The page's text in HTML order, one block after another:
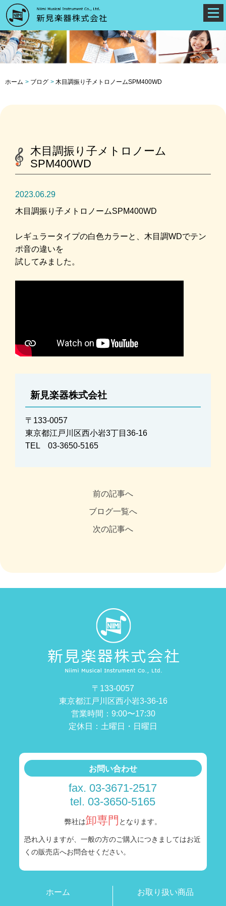
ホーム ブログ 木目調振り子メトロノームSPM400WD
木目調振り子メトロノーム
SPM400WD
2023.06.29
木目調振り子メトロノームSPM400WD
レギュラータイプの白色カラーと、木目調WDでテン
ポ音の違いを
試してみました。
新見楽器株式会社
〒133-0057
東京都江戸川区西小岩3丁目36-16
TEL 03-3650-5165
前の記事へ
ブログ一覧へ
次の記事へ
〒133-0057
東京都江戸川区西小岩3-36-16
営業時間：9:00〜17:30
定休日：土曜日・日曜日
お問い合わせ
fax. 03-3671-2517
tel. 03-3650-5165
弊社は卸専門 となります。
恐れ入りますが、一般の方のご購入につきましてはお近
くの販売店へお問合せください。
ホーム お取り扱い商品